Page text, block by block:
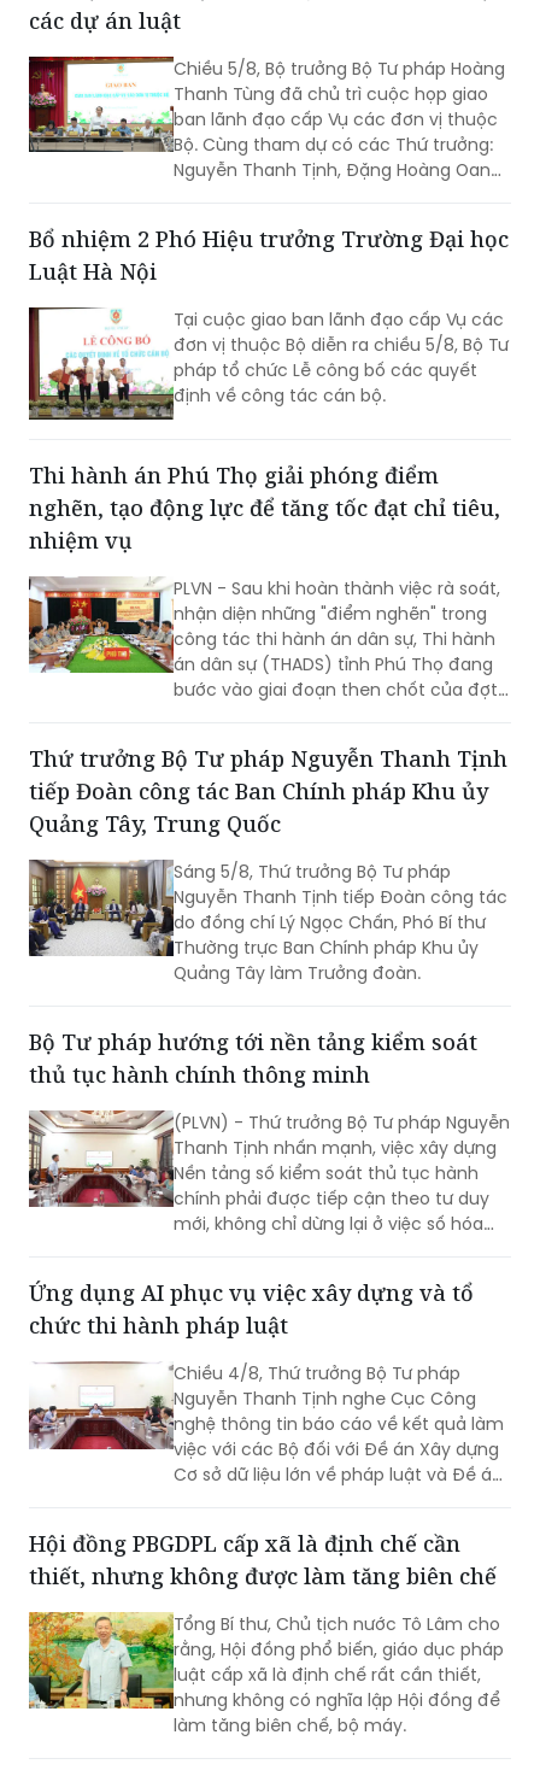
các dự án luật
Chiều 5/8, Bộ trưởng Bộ Tư pháp Hoàng
Thanh Tùng đã chủ trì cuộc họp giao
ban lãnh đạo cấp Vụ các đơn vị thuộc
Bộ. Cùng tham dự có các Thứ trưởng:
Nguyễn Thanh Tịnh, Đặng Hoàng Oanh,
Bổ nhiệm 2 Phó Hiệu trưởng Trường Đại học
Luật Hà Nội
Tại cuộc giao ban lãnh đạo cấp Vụ các
đơn vị thuộc Bộ diễn ra chiều 5/8, Bộ Tư
pháp tổ chức Lễ công bố các quyết
định về công tác cán bộ.
Thi hành án Phú Thọ giải phóng điểm
nghẽn, tạo động lực để tăng tốc đạt chỉ tiêu,
nhiệm vụ
PLVN - Sau khi hoàn thành việc rà soát,
nhận diện những "điểm nghẽn" trong
công tác thi hành án dân sự, Thi hành
án dân sự (THADS) tỉnh Phú Thọ đang
bước vào giai đoạn then chốt của đợt
động lực để tăng tốc hoàn thành các
chỉ tiêu, nhiệm vụ năm 2026.
Thứ trưởng Bộ Tư pháp Nguyễn Thanh Tịnh
tiếp Đoàn công tác Ban Chính pháp Khu ủy
Quảng Tây, Trung Quốc
Sáng 5/8, Thứ trưởng Bộ Tư pháp
Nguyễn Thanh Tịnh tiếp Đoàn công tác
do đồng chí Lý Ngọc Chấn, Phó Bí thư
Thường trực Ban Chính pháp Khu ủy
Quảng Tây làm Trưởng đoàn.
Bộ Tư pháp hướng tới nền tảng kiểm soát
thủ tục hành chính thông minh
(PLVN) - Thứ trưởng Bộ Tư pháp Nguyễn
Thanh Tịnh nhấn mạnh, việc xây dựng
Nền tảng số kiểm soát thủ tục hành
chính phải được tiếp cận theo tư duy
mới, không chỉ dừng lại ở việc số hóa
nghệ, mà phải hướng tới xây dựng một
nền tảng thực sự thông minh, chủ
gia tăng cho công tác quản lý nhà
nước.
Ứng dụng AI phục vụ việc xây dựng và tổ
chức thi hành pháp luật
Chiều 4/8, Thứ trưởng Bộ Tư pháp
Nguyễn Thanh Tịnh nghe Cục Công
nghệ thông tin báo cáo về kết quả làm
việc với các Bộ đối với Đề án Xây dựng
Cơ sở dữ liệu lớn về pháp luật và Đề án
trình Thủ tướng Chính phủ.
Hội đồng PBGDPL cấp xã là định chế cần
thiết, nhưng không được làm tăng biên chế
Tổng Bí thư, Chủ tịch nước Tô Lâm cho
rằng, Hội đồng phổ biến, giáo dục pháp
luật cấp xã là định chế rất cần thiết,
nhưng không có nghĩa lập Hội đồng để
làm tăng biên chế, bộ máy.